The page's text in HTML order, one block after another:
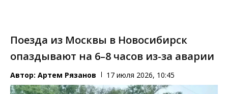
Поезда из Москвы в Новосибирск
опаздывают на 6–8 часов из-за аварии
Автор: Артем Рязанов 17 июля 2026, 10:45